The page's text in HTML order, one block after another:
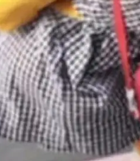
。 首先是数据
研发场景，公
提升的需求。
安全要求较...
力构成形态逐
变化：不只是
算力时代下，
利用，以及持
信服AI算力网关
治理和成本治
都看得清、管
一、从现在开
的作者之一。
科学家。 Jeff D
宣布离职。 他
Sanjay Ghema
Dean 二十多
Bigtable 的共同
核心成员，Se
以及 Oriol Vin
：界面
索增强
能体，这一轮
件事一次补
是杭州无
能体——一位全
求、规划步
台，curl 一行
· GitHu
macOS / Linu
Coding
）
价值 在软件工
资产的主要载
万乃至数百万
可承载的上下